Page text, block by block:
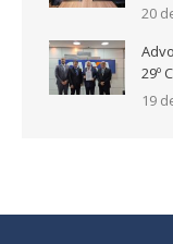
20
29º
19